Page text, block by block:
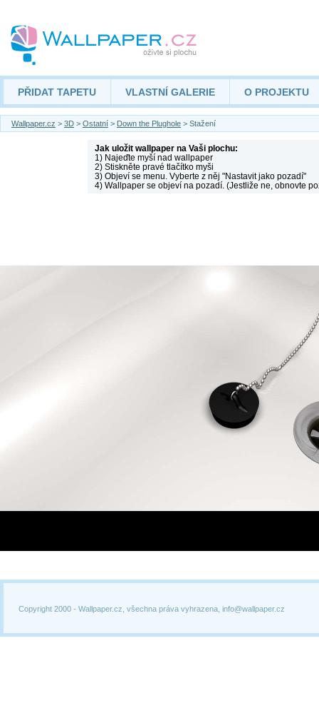
PŘIDAT TAPETU VLASTNÍ GALERIE O PROJEKTU
Wallpaper.cz > 3D > Ostatní > Down the Plughole > Stažení
Jak uložit wallpaper na Vaši plochu:
1) Najeďte myší nad wallpaper
2) Stiskněte pravé tlačítko myši
3) Objeví se menu. Vyberte z něj "Nastavit jako pozadí"
4) Wallpaper se objeví na pozadí. (Jestliže ne, obnovte
Copyright 2000 - Wallpaper.cz, všechna práva vyhrazena, info@wallpaper.cz